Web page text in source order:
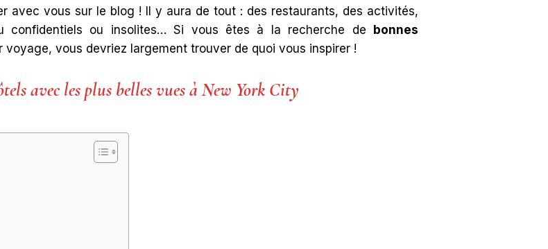
avec vous sur le blog ! Il y aura de tout : des restaurants, des activités,
confidentiels ou insolites… Si vous êtes à la recherche de bonnes
voyage, vous devriez largement trouver de quoi vous inspirer !
avec les plus belles vues à New York City